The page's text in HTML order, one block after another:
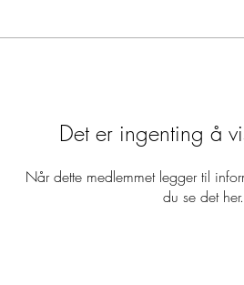
Det er ingenting å
Når dette medlemmet legger til
du se det her.